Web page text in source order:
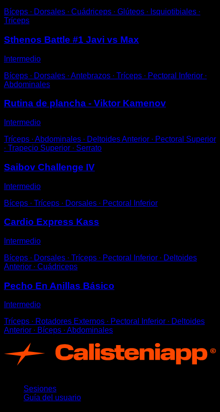
Bíceps ∙ Dorsales ∙ Cuádriceps ∙ Glúteos ∙ Isquiotibiales ∙
Tríceps
Sthenos Battle #1 Javi vs Max
Intermedio
Bíceps ∙ Dorsales ∙ Antebrazos ∙ Tríceps ∙ Pectoral Inferior ∙
Abdominales
Rutina de plancha - Viktor Kamenov
Intermedio
Tríceps ∙ Abdominales ∙ Deltoides Anterior ∙ Pectoral Superior
∙ Trapecio Superior ∙ Serrato
Saibov Challenge IV
Intermedio
Bíceps ∙ Tríceps ∙ Dorsales ∙ Pectoral Inferior
Cardio Express Kass
Intermedio
Bíceps ∙ Dorsales ∙ Tríceps ∙ Pectoral Inferior ∙ Deltoides
Anterior ∙ Cuádriceps
Pecho En Anillas Básico
Intermedio
Tríceps ∙ Rotadores Externos ∙ Pectoral Inferior ∙ Deltoides
Anterior ∙ Bíceps ∙ Abdominales
Sesiones
Guía del usuario